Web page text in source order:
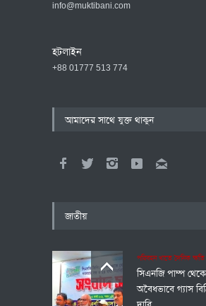
info@muktibani.com
হটলাইন
+88 01777 513 774
আমাদের সাথে যুক্ত থাকুন
জাতীয়
পরিবহন খাতে দৈনিক
সিএনজি পাম্প থেকে
অবৈধভাবে গ্যাস